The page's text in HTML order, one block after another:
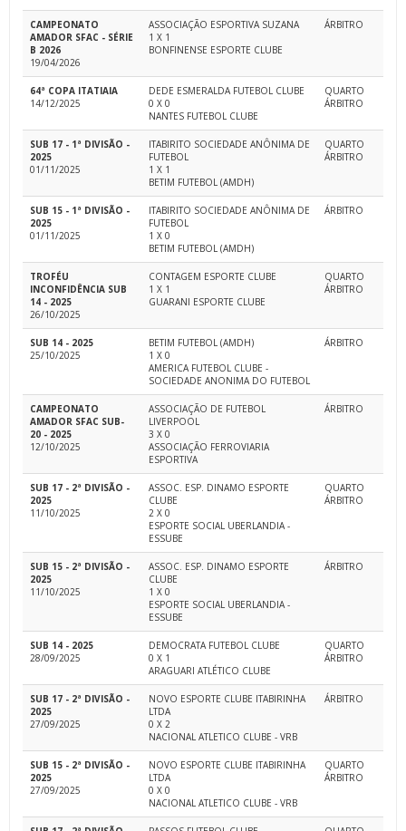
CAMPEONATO
AMADOR SFAC - SÉRIE
B 2026
19/04/2026
ASSOCIAÇÃO ESPORTIVA SUZANA
1 X 1
BONFINENSE ESPORTE CLUBE
ÁRBITRO
64ª COPA ITATIAIA
14/12/2025
DEDE ESMERALDA FUTEBOL CLUBE
0 X 0
NANTES FUTEBOL CLUBE
QUARTO
ÁRBITRO
SUB 17 - 1ª DIVISÃO -
2025
01/11/2025
ITABIRITO SOCIEDADE ANÔNIMA DE
FUTEBOL
1 X 1
BETIM FUTEBOL (AMDH)
QUARTO
ÁRBITRO
SUB 15 - 1ª DIVISÃO -
2025
01/11/2025
ITABIRITO SOCIEDADE ANÔNIMA DE
FUTEBOL
1 X 0
BETIM FUTEBOL (AMDH)
ÁRBITRO
TROFÉU
INCONFIDÊNCIA SUB
14 - 2025
26/10/2025
CONTAGEM ESPORTE CLUBE
1 X 1
GUARANI ESPORTE CLUBE
QUARTO
ÁRBITRO
SUB 14 - 2025
25/10/2025
BETIM FUTEBOL (AMDH)
1 X 0
AMERICA FUTEBOL CLUBE -
SOCIEDADE ANONIMA DO FUTEBOL
ÁRBITRO
CAMPEONATO
AMADOR SFAC SUB-
20 - 2025
12/10/2025
ASSOCIAÇÃO DE FUTEBOL
LIVERPOOL
3 X 0
ASSOCIAÇÃO FERROVIARIA
ESPORTIVA
ÁRBITRO
SUB 17 - 2ª DIVISÃO -
2025
11/10/2025
ASSOC. ESP. DINAMO ESPORTE
CLUBE
2 X 0
ESPORTE SOCIAL UBERLANDIA -
ESSUBE
QUARTO
ÁRBITRO
SUB 15 - 2ª DIVISÃO -
2025
11/10/2025
ASSOC. ESP. DINAMO ESPORTE
CLUBE
1 X 0
ESPORTE SOCIAL UBERLANDIA -
ESSUBE
ÁRBITRO
SUB 14 - 2025
28/09/2025
DEMOCRATA FUTEBOL CLUBE
0 X 1
ARAGUARI ATLÉTICO CLUBE
QUARTO
ÁRBITRO
SUB 17 - 2ª DIVISÃO -
2025
27/09/2025
NOVO ESPORTE CLUBE ITABIRINHA
LTDA
0 X 2
NACIONAL ATLETICO CLUBE - VRB
ÁRBITRO
SUB 15 - 2ª DIVISÃO -
2025
27/09/2025
NOVO ESPORTE CLUBE ITABIRINHA
LTDA
0 X 0
NACIONAL ATLETICO CLUBE - VRB
QUARTO
ÁRBITRO